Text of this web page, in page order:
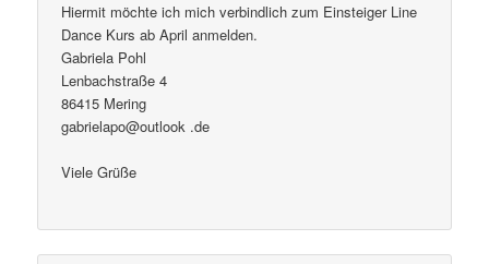
Hiermit möchte ich mich verbindlich zum Einsteiger Line
Dance Kurs ab April anmelden.
Gabriela Pohl
Lenbachstraße 4
86415 Mering
gabrielapo@outlook .de
Viele Grüße